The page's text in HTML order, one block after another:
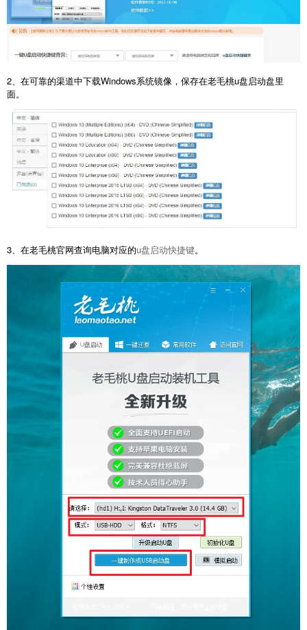
2、在可靠的渠道中下载Windows系统镜像，保存在老毛桃u盘启动盘里
面。
3、在老毛桃官网查询电脑对应的u盘启动快捷键。